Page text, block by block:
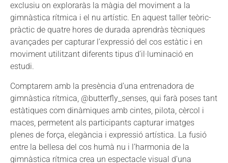
exclusiu on exploraràs la màgia del moviment a la
gimnàstica rítmica i el nu artístic. En aquest taller teòric-
pràctic de quatre hores de durada aprendràs tècniques
avançades per capturar l’expressió del cos estàtic i en
moviment utilitzant diferents tipus d’il·luminació en
estudi.
Comptarem amb la presència d’una entrenadora de
gimnàstica rítmica, @butterfly_senses, qui farà poses tant
estàtiques com dinàmiques amb cintes, pilota, cèrcol i
maces, permetent als participants capturar imatges
plenes de força, elegància i expressió artística. La fusió
entre la bellesa del cos humà nu i l’harmonia de la
gimnàstica rítmica crea un espectacle visual d’una